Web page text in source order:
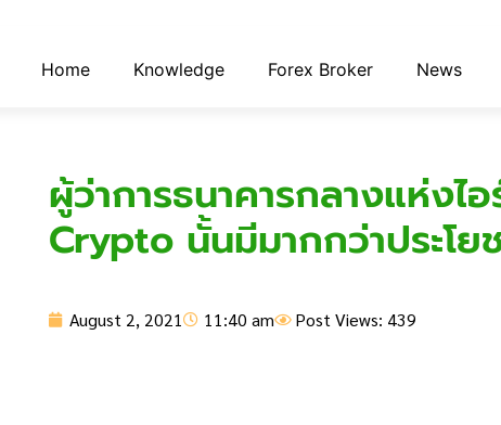
Home Knowledge Forex Broker News
ผู้ว่าการธนาคารกลางแห่งไ
Crypto นั้นมีมากกว่าประโย
August 2, 2021 11:40 am Post Views: 439